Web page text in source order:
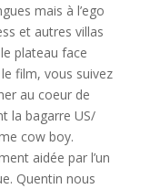
mais à l’ego
et autres villas
plateau face
film, vous suivez
au coeur de
la bagarre US/
cow boy.
aidée par l’un
Quentin nous